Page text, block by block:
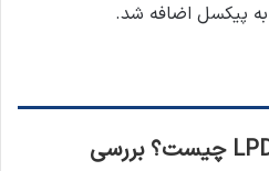
پیکسل اضافه شد.
رم LPDDR6 چیست؟ بررسی